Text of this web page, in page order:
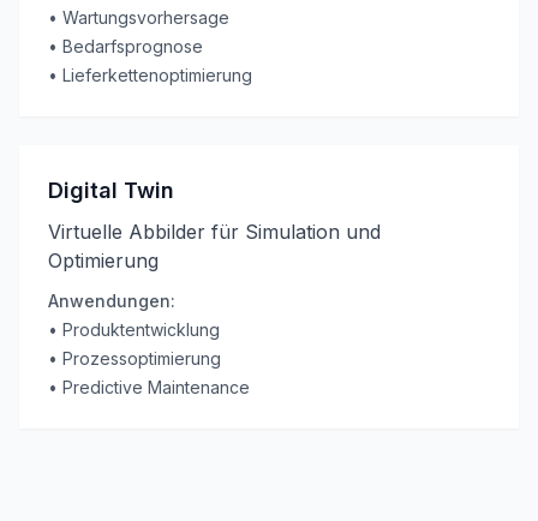
• Wartungsvorhersage
• Bedarfsprognose
• Lieferkettenoptimierung
Digital Twin
Virtuelle Abbilder für Simulation und
Optimierung
Anwendungen:
• Produktentwicklung
• Prozessoptimierung
• Predictive Maintenance